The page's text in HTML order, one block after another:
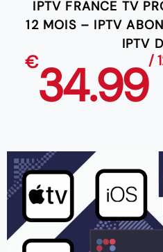
IPTV FRANCE TV
12 MOIS – IPTV
IPTV
€34.99/